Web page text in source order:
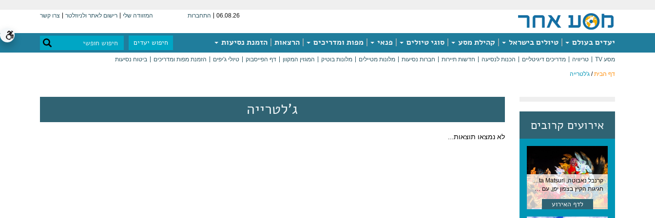
06.08.26 התחברות המזוודה שלי רישום לאתר ולניוזלטר צרו קשר
יעדים בעולם טיולים בישראל קהילת מסע סוגי טיולים פנאי מפות ומדריכים הרצאות הזמנת נסיעות חיפוש יעדים
מסע TV טריוויה מדריכים דיגיטליים הכנות לנסיעה חדשות תיירות חברות נסיעות מלונות מטיילים מלונות בוטיק המגזין המקוון דף הפייסבוק טיולי ג'יפים הזמנת מפות ומדריכים ביטוח נסיעות
דף הבית/ ג'לטרייה
אירועים קרובים
קרנבל נאבוטה, Nebuta Matsuri ,יפן
חגיגות הקיץ בצפון יפן, עם תהלוכות ענק, ריקודים וזיקוקים. 6-2 באוגוסט, יפן
לדף האירוע
ג'לטרייה
לא נמצאו תוצאות...